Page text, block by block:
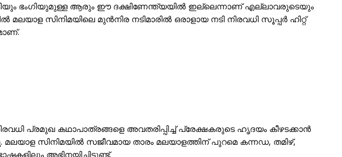
ഭംഗിയുമുള്ള ആരും ഈ ദക്ഷിണേന്ത്യയിൽ ഇല്ലെന്നാണ് എല്ലാവരുടെയും
മലയാള സിനിമയിലെ മുൻനിര നടിമാരിൽ ഒരാളായ നടി നിരവധി സൂപ്പർ ഹിറ്റ്
പ്രമുഖ കഥാപാത്രങ്ങളെ അവതരിപ്പിച്ച് പ്രേക്ഷകരുടെ ഹൃദയം കീഴടക്കാൻ
മലയാള സിനിമയിൽ സജീവമായ താരം മലയാളത്തിന് പുറമെ കന്നഡ, തമിഴ്,
അഭിനയിച്ചിട്ടുണ്ട്.